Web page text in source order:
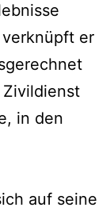
er
in den
auf seine